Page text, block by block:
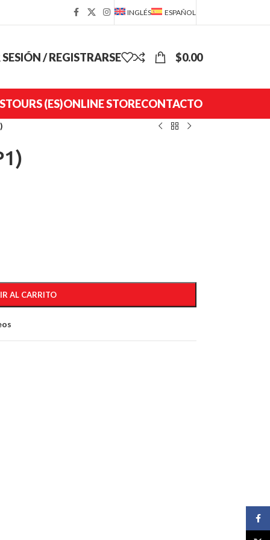
INGLÉS ESPAÑOL
/ REGISTRARSE $0.00
TOURS (ES)ONLINE STORECONTACTO
AL CARRITO